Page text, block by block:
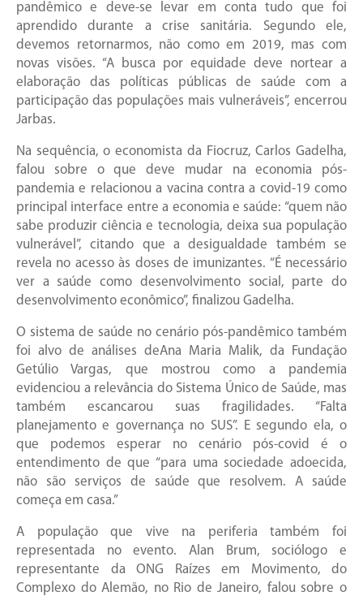
pandêmico e deve-se levar em conta tudo que foi
aprendido durante a crise sanitária. Segundo ele,
devemos retornarmos, não como em 2019, mas com
novas visões. “A busca por equidade deve nortear a
elaboração das políticas públicas de saúde com a
participação das populações mais vulneráveis”, encerrou
Jarbas.
Na sequência, o economista da Fiocruz, Carlos Gadelha,
falou sobre o que deve mudar na economia pós-
pandemia e relacionou a vacina contra a covid-19 como
principal interface entre a economia e saúde: “quem não
sabe produzir ciência e tecnologia, deixa sua população
vulnerável”, citando que a desigualdade também se
revela no acesso às doses de imunizantes. “É necessário
ver a saúde como desenvolvimento social, parte do
desenvolvimento econômico”, finalizou Gadelha.
O sistema de saúde no cenário pós-pandêmico também
foi alvo de análises deAna Maria Malik, da Fundação
Getúlio Vargas, que mostrou como a pandemia
evidenciou a relevância do Sistema Único de Saúde, mas
também escancarou suas fragilidades. “Falta
planejamento e governança no SUS”. E segundo ela, o
que podemos esperar no cenário pós-covid é o
entendimento de que “para uma sociedade adoecida,
não são serviços de saúde que resolvem. A saúde
começa em casa.”
A população que vive na periferia também foi
representada no evento. Alan Brum, sociólogo e
representante da ONG Raízes em Movimento, do
Complexo do Alemão, no Rio de Janeiro, falou sobre o